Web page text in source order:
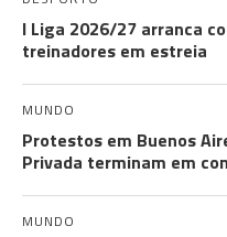
I Liga 2026/27 arranca
treinadores em estreia
MUNDO
Protestos em Buenos
Privada terminam em
MUNDO